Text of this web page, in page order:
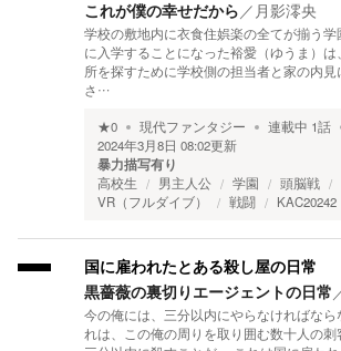
これが僕の幸せだから／ 月影澪央
学校の敷地内に衣食住娯楽の全てが揃う
に入学することになった裕愛（ゆうま）
所を探すために学校側の担当者と家の内
さ…
★0 現代ファンタジー 連載中 1話
2024年3月8日 08:02更新
暴力描写有り
高校生 男主人公 学園
頭脳戦
VR（フルダイブ）
戦闘 KAC20242
国に雇われたとある殺し屋の日常
黒薔薇の裏切りエージェントの日常
今の俺には、三分以内にやらなければな
れは、この俺の周りを取り囲む数十人の